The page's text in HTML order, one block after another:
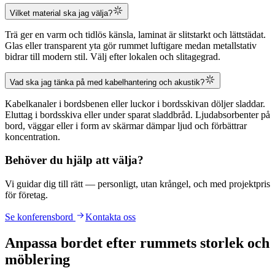
Vilket material ska jag välja?
Trä ger en varm och tidlös känsla, laminat är slitstarkt och lättstädat.
Glas eller transparent yta gör rummet luftigare medan metallstativ
bidrar till modern stil. Välj efter lokalen och slitagegrad.
Vad ska jag tänka på med kabelhantering och akustik?
Kabelkanaler i bordsbenen eller luckor i bordsskivan döljer sladdar.
Eluttag i bordsskiva eller under sparat sladdbråd. Ljudabsorbenter på
bord, väggar eller i form av skärmar dämpar ljud och förbättrar
koncentration.
Behöver du hjälp att välja?
Vi guidar dig till rätt — personligt, utan krångel, och med projektpris
för företag.
Se konferensbord Kontakta oss
Anpassa bordet efter rummets storlek och
möblering